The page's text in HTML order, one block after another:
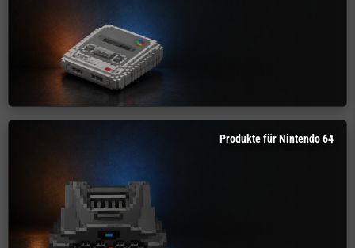
Produkte für Nintendo 64